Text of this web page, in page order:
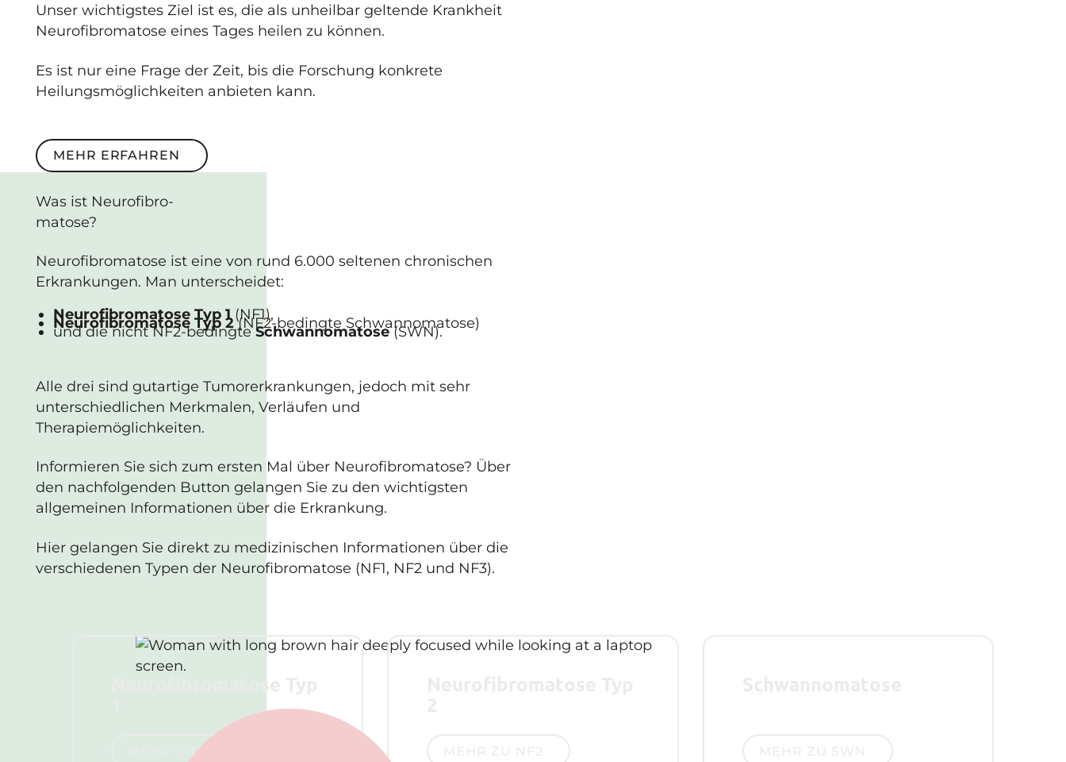
Unser wichtigstes Ziel ist es, die als unheilbar geltende Krankheit
Neurofibromatose eines Tages heilen zu können.
Es ist nur eine Frage der Zeit, bis die Forschung konkrete
Heilungsmöglichkeiten anbieten kann.
Mehr erfahren
MEHR ERFAHREN
Was ist Neuro­fibro­
matose?
Neurofibromatose ist eine von rund 6.000 seltenen chronischen
Erkrankungen. Man unterscheidet:
Neurofibromatose Typ 1(NF1),
Neurofibromatose Typ 2(NF2-bedingte Schwannomatose)
und die nicht NF2-bedingteSchwannomatose(SWN).
Alle drei sind gutartige Tumorerkrankungen, jedoch mit sehr
unterschiedlichen Merkmalen, Verläufen und
Therapiemöglichkeiten.
Informieren Sie sich zum ersten Mal über Neurofibromatose? Über
den nachfolgenden Button gelangen Sie zu den wichtigsten
allgemeinen Informationen über die Erkrankung.
Hier gelangen Sie direkt zu medizinischen Informationen über die
verschiedenen Typen der Neurofibromatose (NF1, NF2 und NF3).
MEHR ZU NF1